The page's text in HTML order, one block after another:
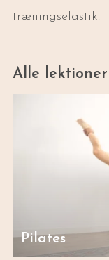
træningselastik.
Alle
Pilates